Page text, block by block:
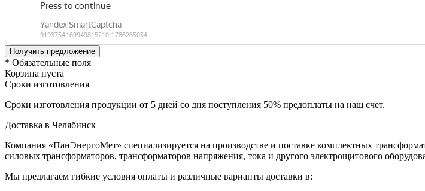
* Обязательные поля
Корзина пуста
Сроки изготовления
Сроки изготовления продукции от 5 дней со дня поступления 50% предоплаты на наш счет.
Доставка в Челябинск
Компания «ПанЭнергоМет» специализируется на производстве и поставке комплектных
силовых трансформаторов, трансформаторов напряжения, тока и другого электрощитового
Мы предлагаем гибкие условия оплаты и различные варианты доставки в: